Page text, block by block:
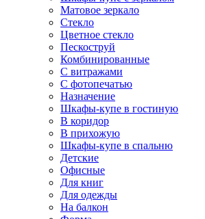
Матовое зеркало
Стекло
Цветное стекло
Пескоструй
Комбинированные
С витражами
С фотопечатью
Назначение
Шкафы-купе в гостиную
В коридор
В прихожую
Шкафы-купе в спальню
Детские
Офисные
Для книг
Для одежды
На балкон